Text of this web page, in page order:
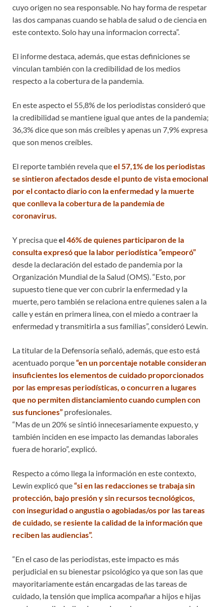
cuyo origen no sea responsable. No hay forma de respetar
las dos campanas cuando se habla de salud o de ciencia en
este contexto. Solo hay una informacion correcta”.
El informe destaca, además, que estas definiciones se
vinculan también con la credibilidad de los medios
respecto a la cobertura de la pandemia.
En este aspecto el 55,8% de los periodistas consideró que
la credibilidad se mantiene igual que antes de la pandemia;
36,3% dice que son más creíbles y apenas un 7,9% expresa
que son menos creíbles.
El reporte también revela queel 57,1% de los periodistas
se sintieron afectados desde el punto de vista emocional
por el contacto diario con la enfermedad y la muerte
que conlleva la cobertura de la pandemia de
coronavirus.
Y precisa queel46% de quienes participaron de la
consulta expresó que la labor periodística “empeoró”
desde la declaración del estado de pandemia por la
Organización Mundial de la Salud (OMS). “Esto, por
supuesto tiene que ver con cubrir la enfermedad y la
muerte, pero también se relaciona entre quienes salen a la
calle y están en primera linea, con el miedo a contraer la
enfermedad y transmitirla a sus familias”, consideró Lewin.
La titular de la Defensoría señaló, además, que esto está
acentuado porque“en un porcentaje notable consideran
insuficientes los elementos de cuidado proporcionados
por las empresas periodísticas, o concurren a lugares
que no permiten distanciamiento cuando cumplen con
sus funciones” profesionales.
“Mas de un 20% se sintió innecesariamente expuesto, y
también inciden en ese impacto las demandas laborales
fuera de horario”, explicó.
Respecto a cómo llega la información en este contexto,
Lewin explicó que“si en las redacciones se trabaja sin
protección, bajo presión y sin recursos tecnológicos,
con inseguridad o angustia o agobiadas/os por las tareas
de cuidado, se resiente la calidad de la información que
reciben las audiencias”.
“En el caso de las periodistas, este impacto es más
perjudicial en su bienestar psicológico ya que son las que
mayoritariamente están encargadas de las tareas de
cuidado, la tensión que implica acompañar a hijos e hijas